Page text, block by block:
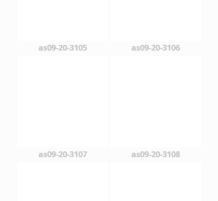
as09-20-3105 as09-20-3106
as09-20-3107 as09-20-3108